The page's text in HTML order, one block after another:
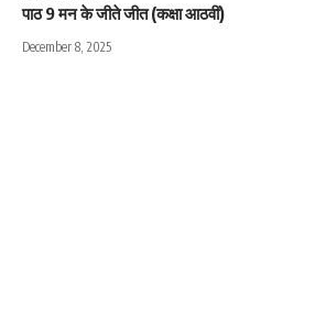
पाठ 9 मन के जीते जीत (कक्षा आठवीं)
December 8, 2025